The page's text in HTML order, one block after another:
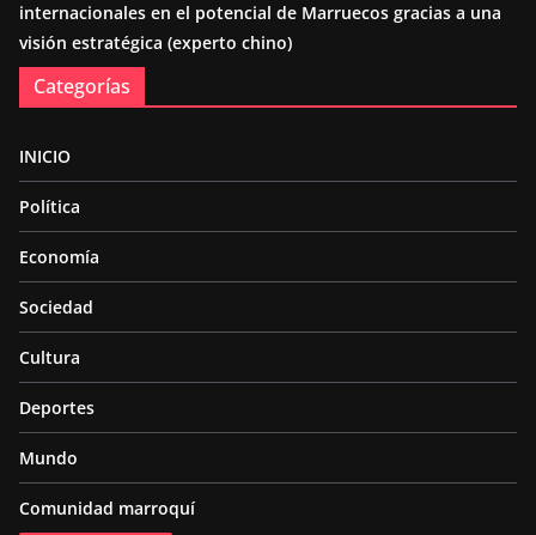
internacionales en el potencial de Marruecos gracias a una
visión estratégica (experto chino)
Categorías
INICIO
Política
Economía
Sociedad
Cultura
Deportes
Mundo
Comunidad marroquí